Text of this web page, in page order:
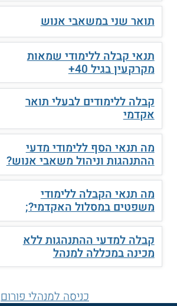
תואר שני במשאבי אנוש
תנאי קבלה ללימודי שמאות
מקרקעין בגיל 40+
קבלה ללימודים לבעלי תואר
אקדמי
מה תנאי הסף ללימודי מדעי
ההתנהגות וניהול משאבי אנוש?
מה תנאי הקבלה ללימודי
משפטים במסלול האקדמי?;
קבלה למדעי ההתנהגות ללא
מכינה במכללה למנהל
כניסה למנהלי פורום